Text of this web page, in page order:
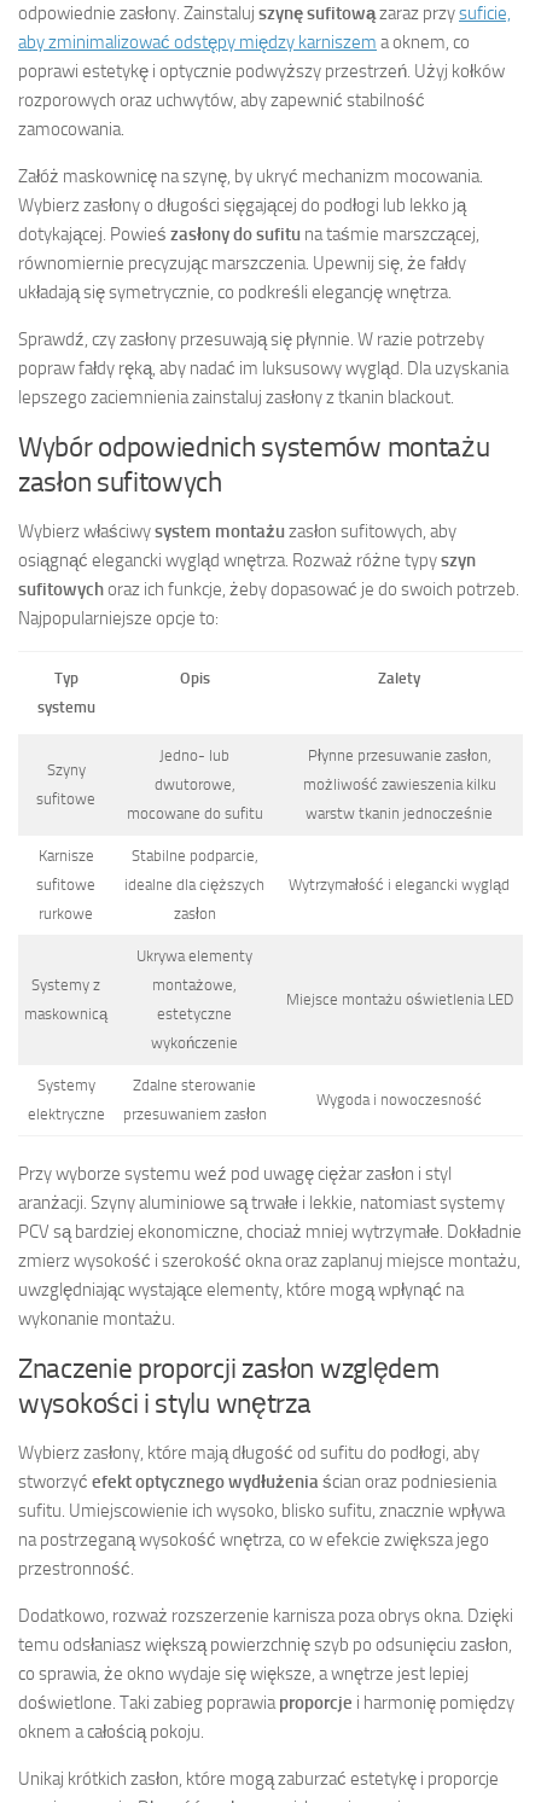
odpowiednie zasłony. Zainstaluj szynę sufitowązaraz przysuficie,
aby zminimalizować odstępy między karniszem a oknem, co
poprawi estetykę i optycznie podwyższy przestrzeń. Użyj kołków
rozporowych oraz uchwytów, aby zapewnić stabilność
zamocowania.
Załóż maskownicę na szynę, by ukryć mechanizm mocowania.
Wybierz zasłony o długości sięgającej do podłogi lub lekko ją
dotykającej. Powieś zasłony do sufitu na taśmie marszczącej,
równomiernie precyzując marszczenia. Upewnij się, że fałdy
układają się symetrycznie, co podkreśli elegancję wnętrza.
Sprawdź, czy zasłony przesuwają się płynnie. W razie potrzeby
popraw fałdy ręką, aby nadać im luksusowy wygląd. Dla uzyskania
lepszego zaciemnienia zainstaluj zasłony z tkanin blackout.
Wybór odpowiednich systemów montażu
zasłon sufitowych
Wybierz właściwysystem montażuzasłon sufitowych, aby
osiągnąć elegancki wygląd wnętrza. Rozważ różne typyszyn
sufitowychoraz ich funkcje, żeby dopasować je do swoich potrzeb.
Najpopularniejsze opcje to:
Typ
systemu
Opis Zalety
Szyny
sufitowe
Jedno- lub
dwutorowe,
mocowane do sufitu
Płynne przesuwanie zasłon,
możliwość zawieszenia kilku
warstw tkanin jednocześnie
Karnisze
sufitowe
rurkowe
Stabilne podparcie,
idealne dla cięższych
zasłon
Wytrzymałość i elegancki wygląd
Systemy z
maskownicą
Ukrywa elementy
montażowe,
estetyczne
wykończenie
Miejsce montażu oświetlenia LED
Systemy
elektryczne
Zdalne sterowanie
przesuwaniem zasłon
Wygoda i nowoczesność
Przy wyborze systemu weź pod uwagę ciężar zasłon i styl
aranżacji. Szyny aluminiowe są trwałe i lekkie, natomiast systemy
PCV są bardziej ekonomiczne, chociaż mniej wytrzymałe. Dokładnie
zmierz wysokość i szerokość okna oraz zaplanuj miejsce montażu,
uwzględniając wystające elementy, które mogą wpłynąć na
wykonanie montażu.
Znaczenie proporcji zasłon względem
wysokości i stylu wnętrza
Wybierz zasłony, które mają długość od sufitu do podłogi, aby
stworzyć efekt optycznego wydłużeniaścian oraz podniesienia
sufitu. Umiejscowienie ich wysoko, blisko sufitu, znacznie wpływa
na postrzeganą wysokość wnętrza, co w efekcie zwiększa jego
przestronność.
Dodatkowo, rozważ rozszerzenie karnisza poza obrys okna. Dzięki
temu odsłaniasz większą powierzchnię szyb po odsunięciu zasłon,
co sprawia, że okno wydaje się większe, a wnętrze jest lepiej
doświetlone. Taki zabieg poprawiaproporcje i harmonię pomiędzy
oknem a całością pokoju.
Unikaj krótkich zasłon, które mogą zaburzać estetykę i proporcje